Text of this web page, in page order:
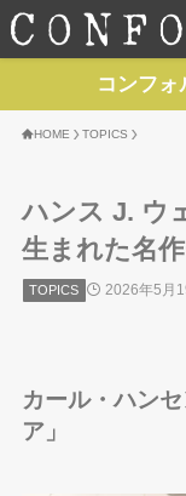
コンフォル
HOME TOPICS
ハンス J. ウ
生まれた名
TOPICS 2026年5月
カール・ハン
ア」